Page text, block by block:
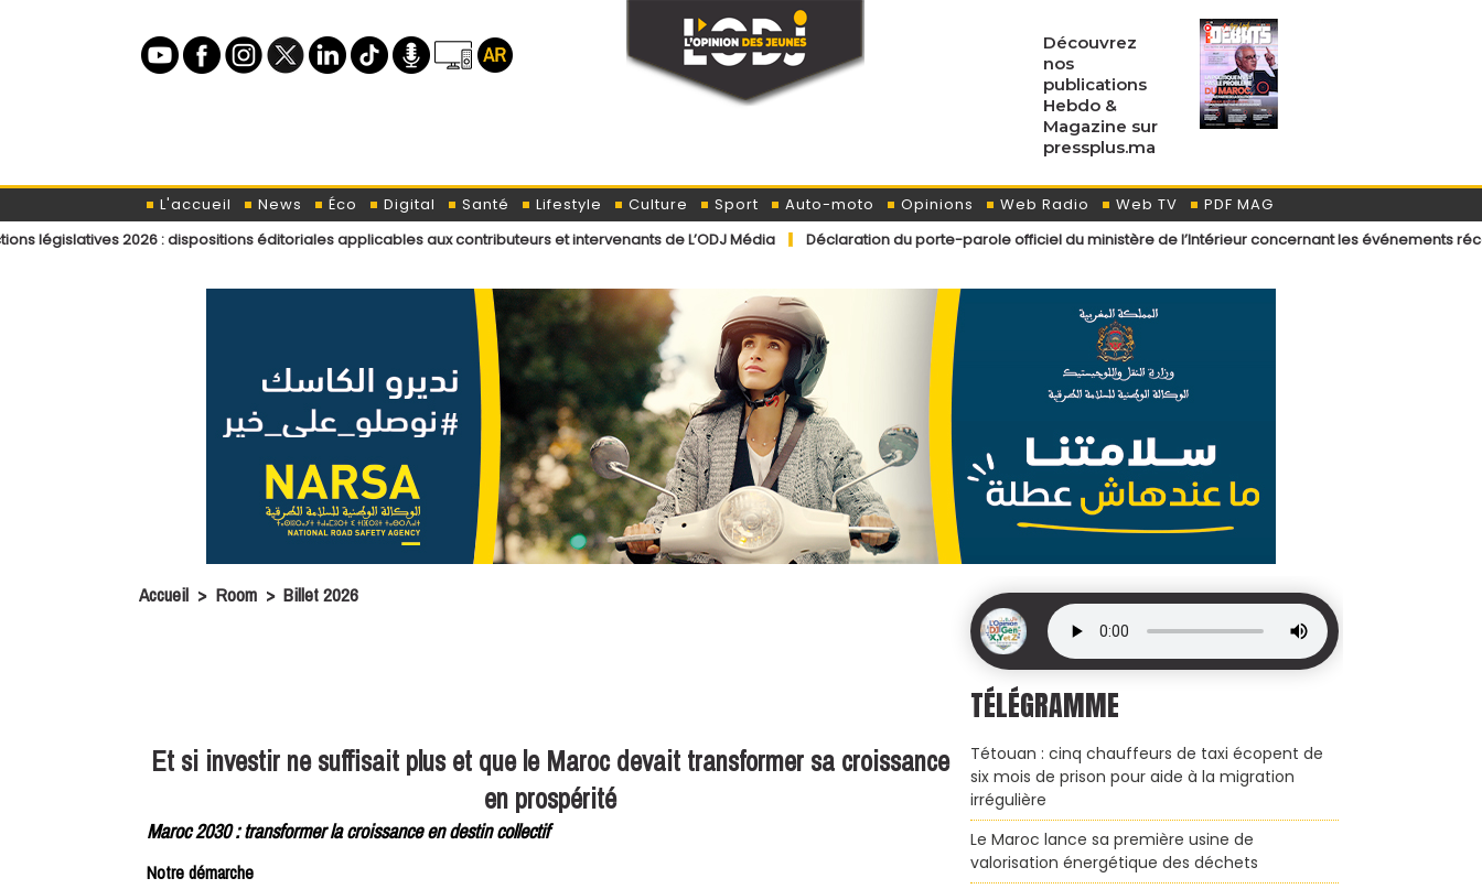
Découvrez
nos
publications
Hebdo &
Magazine sur
pressplus.ma
L'accueil News Éco Digital Santé Lifestyle Culture Sport Auto-moto Opinions Web Radio Web TV
PDF MAG
2026 : dispositions éditoriales applicables aux contributeurs et intervenants de L’ODJ Média
Déclaration du porte-parole officiel du ministère de l’Intérieur concernant les événements récemment
Accueil > Room > Billet 2026
Et si investir ne suffisait plus et que le Maroc devait transformer sa croissance
en prospérité
Maroc 2030 : transformer la croissance en destin collectif
Notre démarche
TÉLÉGRAMME
Tétouan : cinq chauffeurs de taxi écopent de
six mois de prison pour aide à la migration
irrégulière
Le Maroc lance sa première usine de
valorisation énergétique des déchets